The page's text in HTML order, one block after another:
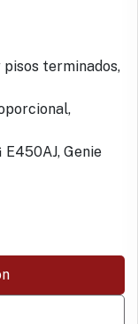
terminados,
E450AJ, Genie